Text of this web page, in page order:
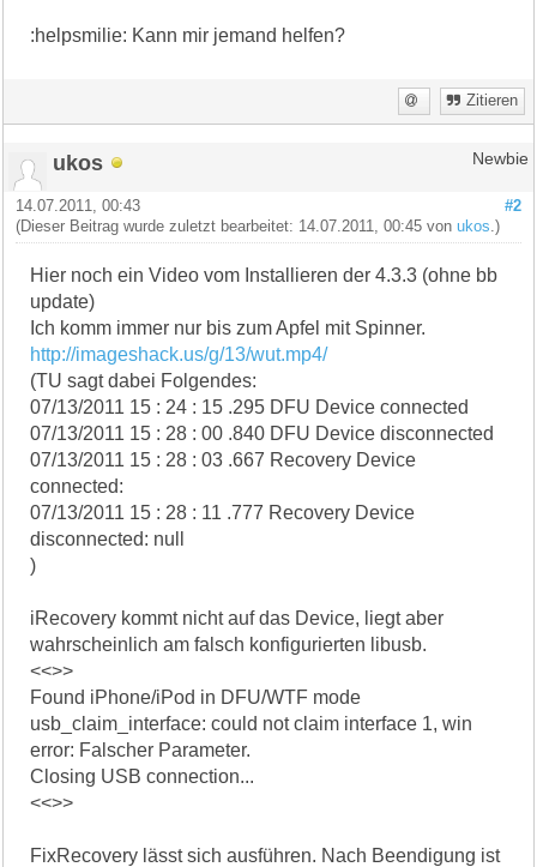
:helpsmilie: Kann mir jemand helfen?
Zitieren
ukos Newbie
#2
14.07.2011, 00:43
(Dieser Beitrag wurde zuletzt bearbeitet: 14.07.2011, 00:45 vonukos .)
Hier noch ein Video vom Installieren der 4.3.3 (ohne bb
update)
Ich komm immer nur bis zum Apfel mit Spinner.
http://imageshack.us/g/13/wut.mp4/
(TU sagt dabei Folgendes:
07/13/2011 15 : 24 : 15 .295 DFU Device connected
07/13/2011 15 : 28 : 00 .840 DFU Device disconnected
07/13/2011 15 : 28 : 03 .667 Recovery Device
connected:
07/13/2011 15 : 28 : 11 .777 Recovery Device
disconnected: null
)
iRecovery kommt nicht auf das Device, liegt aber
wahrscheinlich am falsch konfigurierten libusb.
<<>>
Found iPhone/iPod in DFU/WTF mode
usb_claim_interface: could not claim interface 1, win
error: Falscher Parameter.
Closing USB connection...
<<>>
FixRecovery lässt sich ausführen. Nach Beendigung ist